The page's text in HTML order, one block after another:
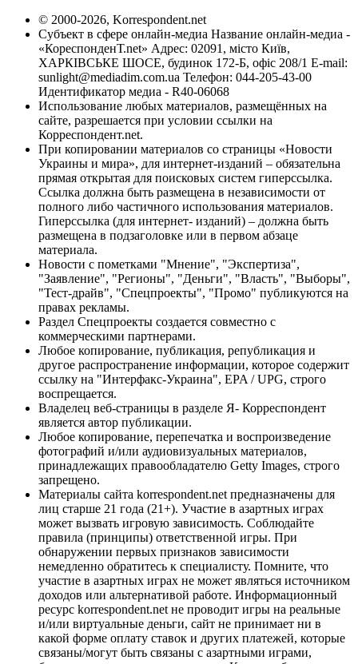
© 2000-2026, Korrespondent.net
Субъект в сфере онлайн-медиа Название онлайн-медиа -
«КореспонденТ.net» Адрес: 02091, місто Київ,
ХАРКІВСЬКЕ ШОСЕ, будинок 172-Б, офіс 208/1 E-mail:
sunlight@mediadim.com.ua Телефон: 044-205-43-00
Идентификатор медиа - R40-06068
Использование любых материалов, размещённых на
сайте, разрешается при условии ссылки на
Корреспондент.net.
При копировании материалов со страницы «Новости
Украины и мира», для интернет-изданий – обязательна
прямая открытая для поисковых систем гиперссылка.
Ссылка должна быть размещена в независимости от
полного либо частичного использования материалов.
Гиперссылка (для интернет- изданий) – должна быть
размещена в подзаголовке или в первом абзаце
материала.
Новости с пометками "Мнение", "Экспертиза",
"Заявление", "Регионы", "Деньги", "Власть", "Выборы",
"Тест-драйв", "Спецпроекты", "Промо" публикуются на
правах рекламы.
Раздел Спецпроекты создается совместно с
коммерческими партнерами.
Любое копирование, публикация, републикация и
другое распространение информации, которое содержит
ссылку на "Интерфакс-Украина", EPA / UPG, строго
воспрещается.
Владелец веб-страницы в разделе Я- Корреспондент
является автор публикации.
Любое копирование, перепечатка и воспроизведение
фотографий и/или аудиовизуальных материалов,
принадлежащих правообладателю Getty Images, строго
запрещено.
Материалы сайта korrespondent.net предназначены для
лиц старше 21 года (21+). Участие в азартных играх
может вызвать игровую зависимость. Соблюдайте
правила (принципы) ответственной игры. При
обнаружении первых признаков зависимости
немедленно обратитесь к специалисту. Помните, что
участие в азартных играх не может являться источником
доходов или альтернативой работе. Информационный
ресурс korrespondent.net не проводит игры на реальные
и/или виртуальные деньги, сайт не принимает ни в
какой форме оплату ставок и других платежей, которые
связаны/могут быть связаны с азартными играми,